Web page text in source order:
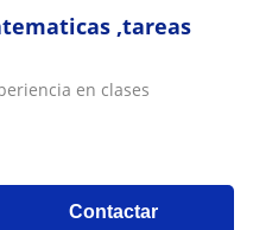
,tareas
en clases
Contactar